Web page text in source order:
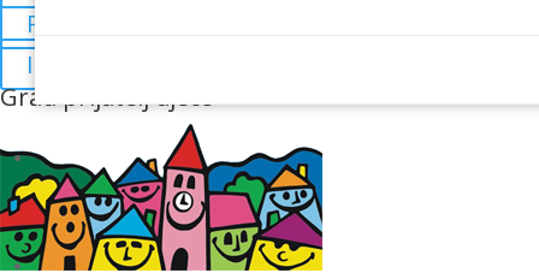
Pravo na pristup
Impressum
Grad prijatelj djece